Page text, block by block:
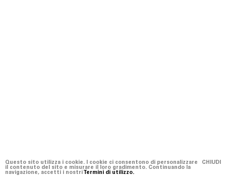
Questo sito utilizza i cookie. I cookie ci consentono di personalizzare
il contenuto del sito e misurare il loro gradimento. Continuando la
navigazione, accetti i nostriTermini di utilizzo.
CHIUDI